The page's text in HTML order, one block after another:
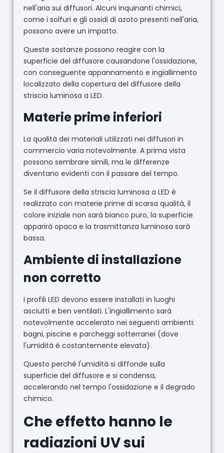
nell'aria sui diffusori. Alcuni inquinanti chimici,
come i solfuri e gli ossidi di azoto presenti nell'aria,
possono avere un impatto.
Queste sostanze possono reagire con la
superficie del diffusore causandone l'ossidazione,
con conseguente appannamento e ingiallimento
localizzato della copertura del diffusore della
striscia luminosa a LED.
Materie prime inferiori
La qualità dei materiali utilizzati nei diffusori in
commercio varia notevolmente. A prima vista
possono sembrare simili, ma le differenze
diventano evidenti con il passare del tempo.
Se il diffusore della striscia luminosa a LED è
realizzato con materie prime di scarsa qualità, il
colore iniziale non sarà bianco puro, la superficie
apparirà opaca e la trasmittanza luminosa sarà
bassa.
Ambiente di installazione
non corretto
I profili LED devono essere installati in luoghi
asciutti e ben ventilati. L'ingiallimento sarà
notevolmente accelerato nei seguenti ambienti:
bagni, piscine e parcheggi sotterranei (dove
l'umidità è costantemente elevata).
Questo perché l'umidità si diffonde sulla
superficie del diffusore e si condensa,
accelerando nel tempo l'ossidazione e il degrado
chimico.
Che effetto hanno le
radiazioni UV sui